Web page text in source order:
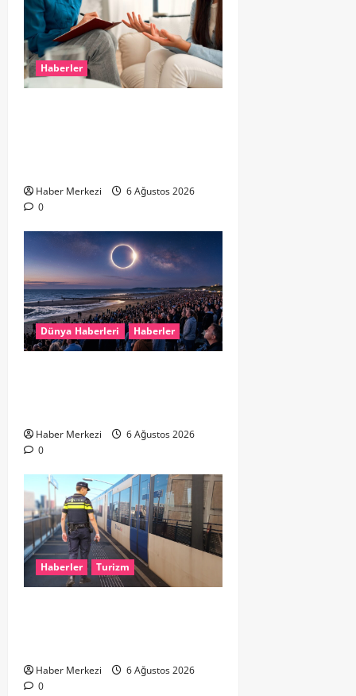
Haberler
Haber Merkezi
6 Ağustos 2026
0
Dünya Haberleri Haberler
Haber Merkezi
6 Ağustos 2026
0
Haberler Turizm
Haber Merkezi
6 Ağustos 2026
0